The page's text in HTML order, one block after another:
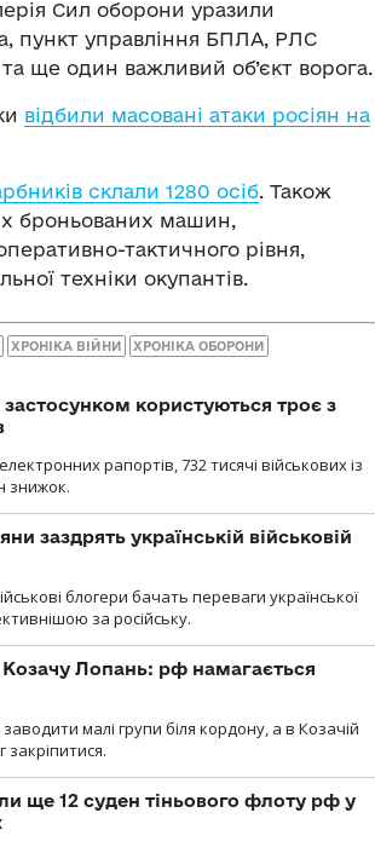
Сил оборони уразили
пункт управління БПЛА, РЛС
ще один важливий об’єкт ворога.
відбили масовані атаки росіян на
склали 1280 осіб. Також
броньованих машин,
тактичного рівня,
техніки окупантів.
ХРОНІКА ВІЙНИ ХРОНІКА ОБОРОНИ
користуються троє з
рапортів, 732 тисячі військових із
знижок.
заздрять українській військовій
блогери бачать переваги української
за російську.
Козачу Лопань: рф намагається
малі групи біля кордону, а в Козачій
ще 12 суден тіньового флоту рф у